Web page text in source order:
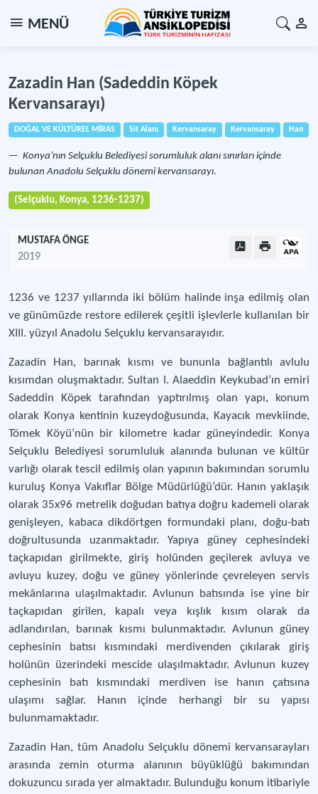
MENÜ
Zazadin Han (Sadeddin Köpek
Kervansarayı)
DOĞAL VE KÜLTÜREL MİRAS Sit Alanı Kervansaray Kervansaray Han
Konya’nın Selçuklu Belediyesi sorumluluk alanı sınırları içinde
bulunan Anadolu Selçuklu dönemi kervansarayı.
(Selçuklu, Konya, 1236-1237)
MUSTAFA ÖNGE
2019
1236 ve 1237 yıllarında iki bölüm halinde inşa edilmiş olan
ve günümüzde restore edilerek çeşitli işlevlerle kullanılan bir
XIII. yüzyıl Anadolu Selçuklu kervansarayıdır.
Zazadin Han, barınak kısmı ve bununla bağlantılı avlulu
kısımdan oluşmaktadır. Sultan I. Alaeddin Keykubad’ın emiri
Sadeddin Köpek tarafından yaptırılmış olan yapı, konum
olarak Konya kentinin kuzeydoğusunda, Kayacık mevkiinde,
Tömek Köyü’nün bir kilometre kadar güneyindedir. Konya
Selçuklu Belediyesi sorumluluk alanında bulunan ve kültür
varlığı olarak tescil edilmiş olan yapının bakımından sorumlu
kuruluş Konya Vakıflar Bölge Müdürlüğü’dür. Hanın yaklaşık
olarak 35x96 metrelik doğudan batıya doğru kademeli olarak
genişleyen, kabaca dikdörtgen formundaki planı, doğu-batı
doğrultusunda uzanmaktadır. Yapıya güney cephesindeki
taçkapıdan girilmekte, giriş holünden geçilerek avluya ve
avluyu kuzey, doğu ve güney yönlerinde çevreleyen servis
mekânlarına ulaşılmaktadır. Avlunun batısında ise yine bir
taçkapıdan girilen, kapalı veya kışlık kısım olarak da
adlandırılan, barınak kısmı bulunmaktadır. Avlunun güney
cephesinin batısı kısmındaki merdivenden çıkılarak giriş
holünün üzerindeki mescide ulaşılmaktadır. Avlunun kuzey
cephesinin batı kısmındaki merdiven ise hanın çatısına
ulaşımı sağlar. Hanın içinde herhangi bir su yapısı
bulunmamaktadır.
Zazadin Han, tüm Anadolu Selçuklu dönemi kervansarayları
arasında zemin oturma alanının büyüklüğü bakımından
dokuzuncu sırada yer almaktadır. Bulunduğu konum itibariyle